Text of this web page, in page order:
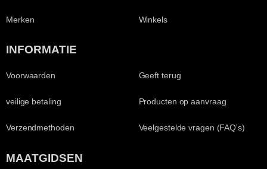
Merken Winkels
INFORMATIE
Voorwaarden
veilige betaling
Verzendmethoden
Geeft terug
Producten op aanvraag
Veelgestelde vragen (FAQ's)
MAATGIDSEN